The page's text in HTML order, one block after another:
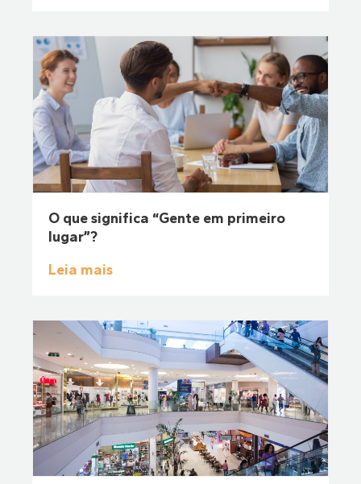
O que significa “Gente em primeiro
lugar”?
Leia mais